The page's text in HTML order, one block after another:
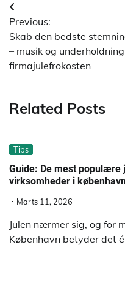
Previous:
Skab den bedste
– musik og
firmajulefrokosten
Related Posts
Tips
Guide: De mest populære
virksomheder i
Marts 11, 2026
Julen nærmer sig, og for
København betyder det